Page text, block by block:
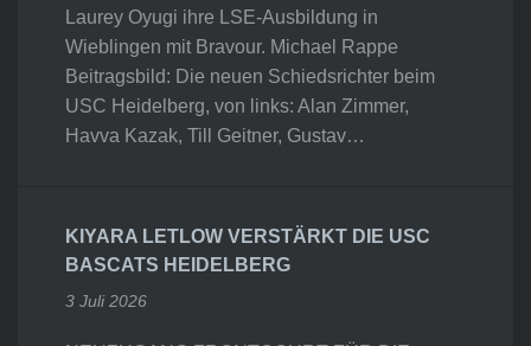
Laurey Oyugi ihre LSE-Ausbildung in
Wieblingen mit Bravour. Michael Rappe
Beitragsbild: Die neuen Schiedsrichter beim
USC Heidelberg, von links: Alan Zimmer,
Havva Kazak, Till Geitner, Gustav…
KIYARA LETLOW VERSTÄRKT DIE USC
BASCATS HEIDELBERG
3 Juli 2026